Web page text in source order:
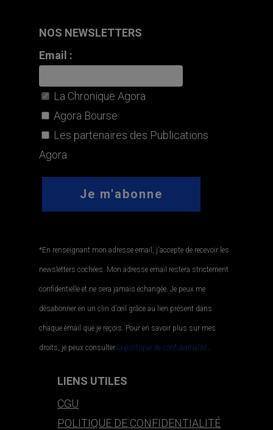
NOS NEWSLETTERS
Email :
La Chronique Agora
Agora Bourse
Les partenaires des Publications
Agora
*En renseignant mon adresse email, j'accepte de recevoir les
newsletters cochées. Mon adresse email restera strictement
confidentielle et ne sera jamais échangée. Je peux me
désabonner en un clin d'œil grâce au lien présent dans
chaque email que je reçois. Pour en savoir plus sur mes
droits, je peux consulter la politique de confidentialité..
LIENS UTILES
CGU
POLITIQUE DE CONFIDENTIALITÉ